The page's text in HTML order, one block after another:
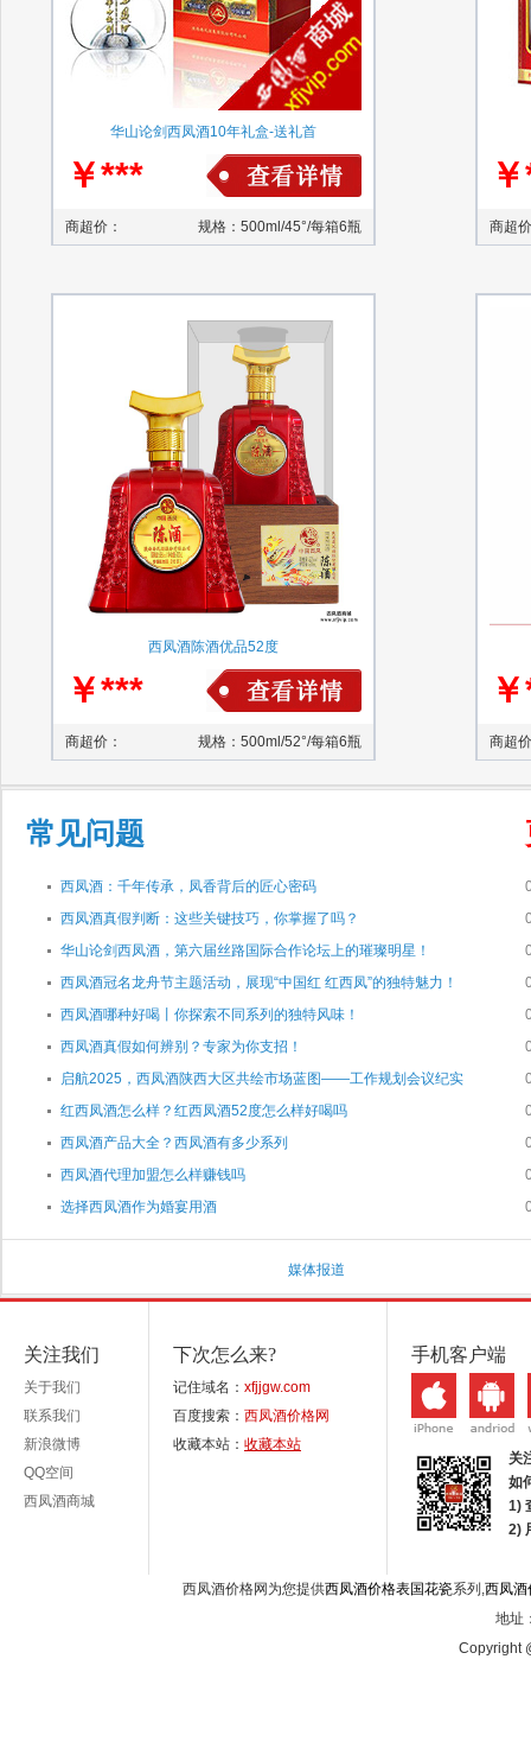
华山论剑西凤酒10年礼盒-送礼首
￥***
商超价： 规格：500ml/45°/每箱6瓶 商超
西凤酒陈酒优品52度
￥***
商超价： 规格：500ml/52°/每箱6瓶 商超
常见问题
西凤酒：千年传承，凤香背后的匠心密码
西凤酒真假判断：这些关键技巧，你掌握了吗？
华山论剑西凤酒，第六届丝路国际合作论坛上的璀璨明星！
西凤酒冠名龙舟节主题活动，展现“中国红 红西凤”的独特魅力！
西凤酒哪种好喝丨你探索不同系列的独特风味！
西凤酒真假如何辨别？专家为你支招！
启航2025，西凤酒陕西大区共绘市场蓝图——工作规划会议纪实
红西凤酒怎么样？红西凤酒52度怎么样好喝吗
西凤酒产品大全？西凤酒有多少系列
西凤酒代理加盟怎么样赚钱吗
选择西凤酒作为婚宴用酒
媒体报道
关注我们
关于我们
联系我们
新浪微博
QQ空间
西凤酒商城
下次怎么来?
记住域名： xfjjgw.com
百度搜索： 西凤酒价格网
收藏本站： 收藏本站
手机客户端
关
如
1)
2)
西凤酒价格网为您提供西凤酒价格表国花瓷系列, 西凤酒
地址
Copyright